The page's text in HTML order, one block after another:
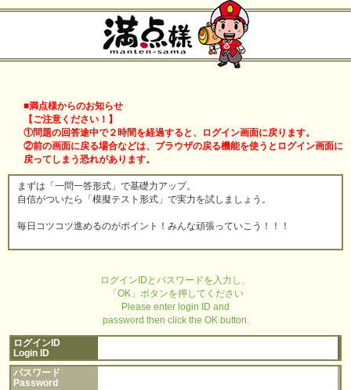
■満点様からのお知らせ
【ご注意ください！】
①問題の回答途中で２時間を経過すると、ログイン画面に戻ります。
②前の画面に戻る場合などは、ブラウザの戻る機能を使うとログイン画面に
戻ってしまう恐れがあります。
まずは「一問一答形式」で基礎力アップ。
自信がついたら「模擬テスト形式」で実力を試しましょう。
毎日コツコツ進めるのがポイント！みんな頑張っていこう！！！
ログインIDとパスワードを入力し、
「OK」ボタンを押してください
Please enter login ID and
password then click the OK button.
ログインID
Login ID
パスワード
Password